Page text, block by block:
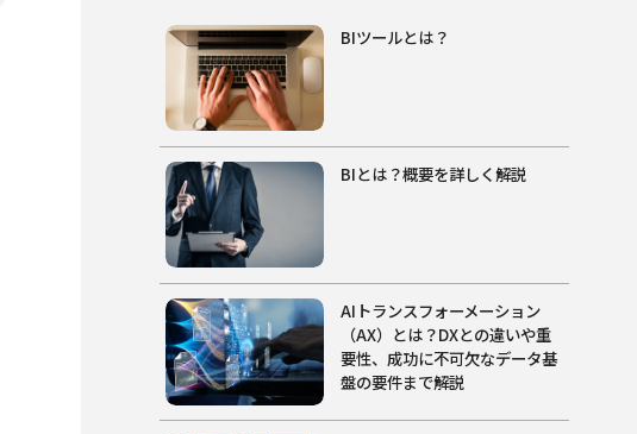
BIツールとは？
BIとは？概要を詳しく解説
AIトランスフォーメーション
（AX）とは？DXとの違いや重
要性、成功に不可欠なデータ基
盤の要件まで解説